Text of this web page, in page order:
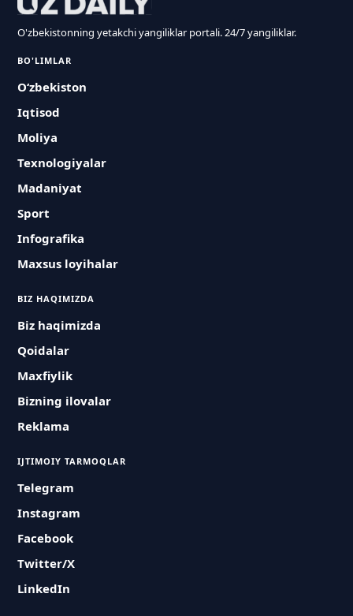
O'zbekistonning yetakchi yangiliklar portali. 24/7 yangiliklar.
BO'LIMLAR
O‘zbekiston
Iqtisod
Moliya
Texnologiyalar
Madaniyat
Sport
Infografika
Maxsus loyihalar
BIZ HAQIMIZDA
Biz haqimizda
Qoidalar
Maxfiylik
Bizning ilovalar
Reklama
IJTIMOIY TARMOQLAR
Telegram
Instagram
Facebook
Twitter/X
LinkedIn